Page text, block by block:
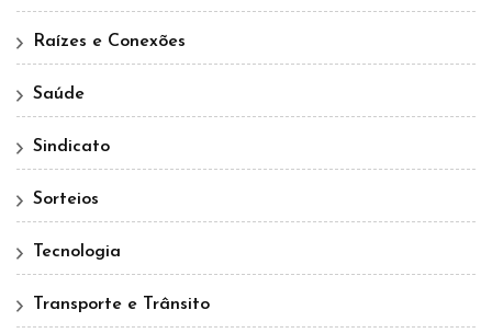
Raízes e Conexões
Saúde
Sindicato
Sorteios
Tecnologia
Transporte e Trânsito